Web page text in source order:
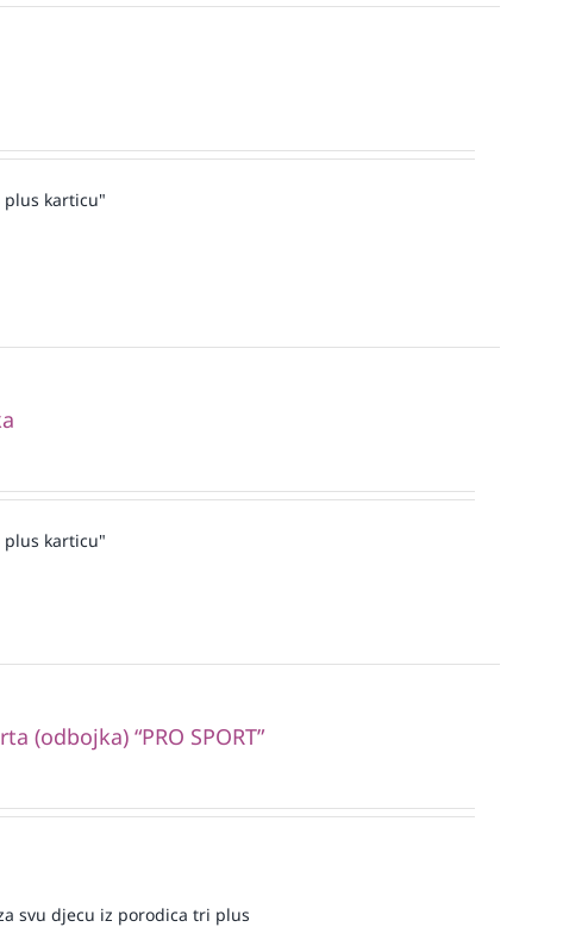
plus karticu"
plus karticu"
(odbojka) “PRO SPORT”
svu djecu iz porodica tri plus